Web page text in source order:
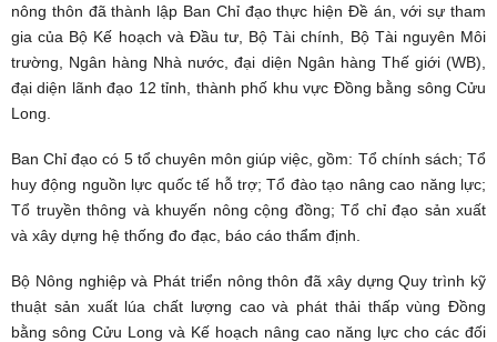
nông thôn đã thành lập Ban Chỉ đạo thực hiện Đề án, với sự tham
gia của Bộ Kế hoạch và Đầu tư, Bộ Tài chính, Bộ Tài nguyên Môi
trường, Ngân hàng Nhà nước, đại diện Ngân hàng Thế giới(WB),
đại diện lãnh đạo 12 tỉnh, thành phố khu vực Đồng bằng sông Cửu
Long.
Ban Chỉ đạo có 5 tổ chuyên môn giúp việc, gồm: Tổ chính sách; Tổ
huy động nguồn lực quốc tế hỗ trợ; Tổ đào tạo nâng cao năng lực;
Tổ truyền thông và khuyến nông cộng đồng; Tổ chỉ đạo sản xuất
và xây dựng hệ thống đo đạc, báo cáo thẩm định.
Bộ Nông nghiệp và Phát triển nông thôn đã xây dựng Quy trình kỹ
thuật sản xuất lúa chất lượng cao và phát thải thấp vùng Đồng
bằng sông Cửu Long và Kế hoạch nâng cao năng lực cho các đối